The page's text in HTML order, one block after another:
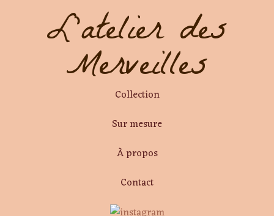
L'atelier des
Merveilles
Collection
Sur mesure
À propos
Contact